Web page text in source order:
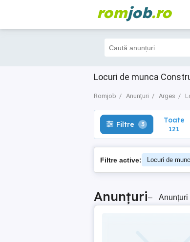
romjob.ro
Locuri de munca
Romjob Anunțuri Arges
Filtre 3 Toate
121
Filtre 3 Toate
121
Filtre active: Locuri de
Anunțuri– Anunțuri